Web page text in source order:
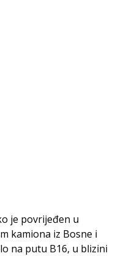
je povrijeđen u
kamiona iz Bosne i
na putu B16, u blizini